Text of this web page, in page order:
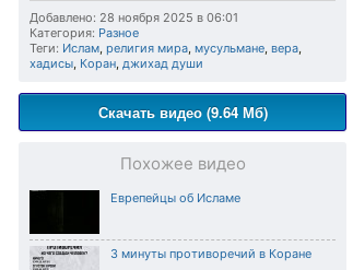
Добавлено: 28 ноября 2025 в 06:01
Категория: Разное
Теги: Ислам, религия мира, мусульмане, вера,
хадисы, Коран, джихад души
Скачать видео (9.64 Мб)
Похожее видео
Еврепейцы об Исламе
3 минуты противоречий в Коране